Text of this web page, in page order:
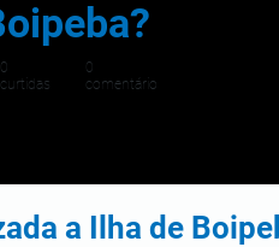
0
curtidas
0
comentário
a Ilha de